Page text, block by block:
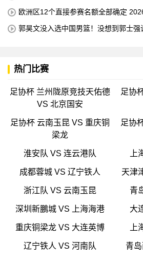
欧洲区12个直接参赛名额全部确定
郭昊文没入选中国男篮！没想到郭士强
热门比赛
足协杯 兰州陇原竞技天佑德
VS 北京国安
足协
足协杯 云南玉昆 VS 重庆铜
梁龙
足协
淮安队 VS 连云港队 上
成都蓉城 VS 辽宁铁人 天津
浙江队 VS 云南玉昆 青
深圳新鵬城 VS 上海海港 大
重庆铜梁龙 VS 大连英博 上
辽宁铁人 VS 河南队 青